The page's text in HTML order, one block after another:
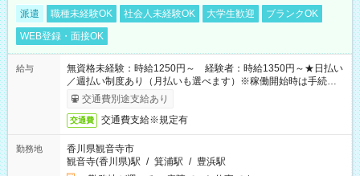
派遣 職種未経験OK 社会人未経験OK 大学生歓迎
ブランクOK
WEB登録・面接OK
給与
無資格未経験：時給1250円～ 経験者：時給1350円～★日払い
／週払い制度あり（月払いも選べます）※稼働開始時は手続き完
了次第のお支払いとなります。
交通費別途支給あり
交通費 交通費支給※規定有
勤務地
香川県観音寺市
観音寺(香川県)駅 / 箕浦駅 / 豊浜駅